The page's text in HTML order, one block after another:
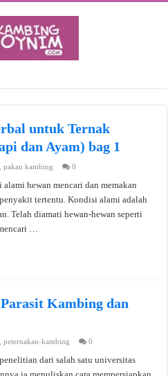
untuk Ternak
dan Ayam) bag 1
,pakan kambing 0
hewan mencari dan memakan
tertentu. Kondisi alami adalah
Telah diamati hewan-hewan seperti
…
Kambing dan
,peternakan-kambing 0
dari salah satu universitas